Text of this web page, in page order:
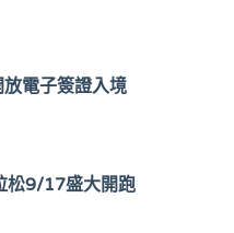
電子簽證入境
松9/17盛大開跑